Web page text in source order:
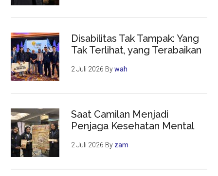
Disabilitas Tak Tampak: Yang
Tak Terlihat, yang Terabaikan
2 Juli 2026 Bywah
Saat Camilan Menjadi
Penjaga Kesehatan Mental
2 Juli 2026 By zam